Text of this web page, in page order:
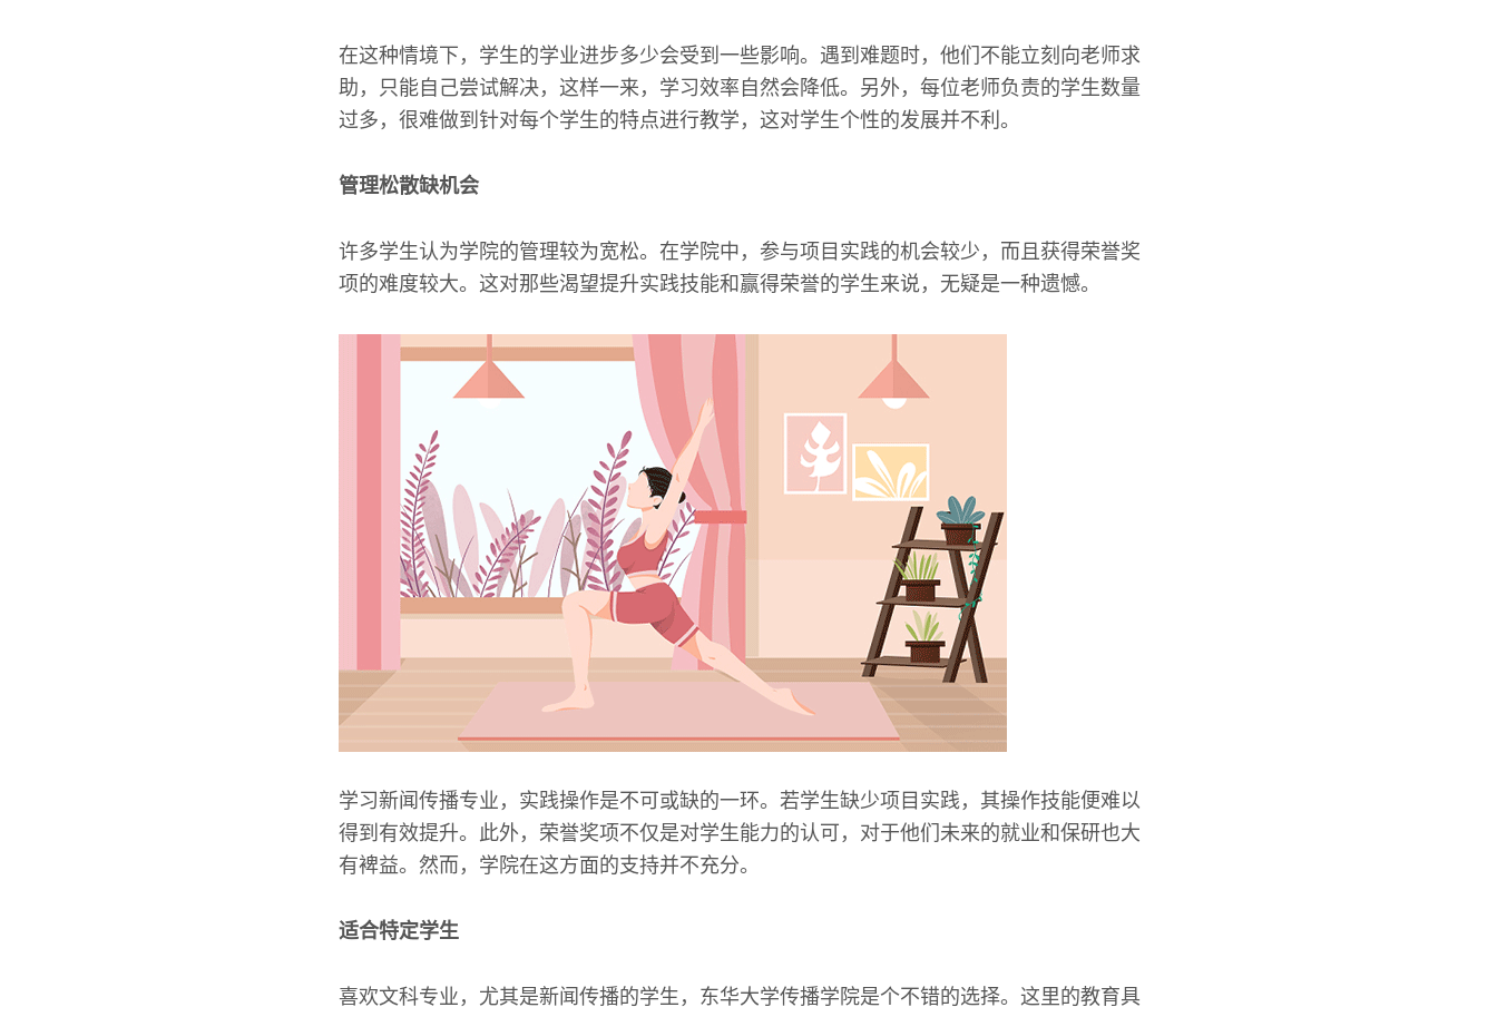
在这种情境下，学生的学业进步多少会受到一些影响。遇到难题时，他们不能立刻向老师求
助，只能自己尝试解决，这样一来，学习效率自然会降低。另外，每位老师负责的学生数量
过多，很难做到针对每个学生的特点进行教学，这对学生个性的发展并不利。
管理松散缺机会
许多学生认为学院的管理较为宽松。在学院中，参与项目实践的机会较少，而且获得荣誉奖
项的难度较大。这对那些渴望提升实践技能和赢得荣誉的学生来说，无疑是一种遗憾。
学习新闻传播专业，实践操作是不可或缺的一环。若学生缺少项目实践，其操作技能便难以
得到有效提升。此外，荣誉奖项不仅是对学生能力的认可，对于他们未来的就业和保研也大
有裨益。然而，学院在这方面的支持并不充分。
适合特定学生
喜欢文科专业，尤其是新闻传播的学生，东华大学传播学院是个不错的选择。这里的教育具